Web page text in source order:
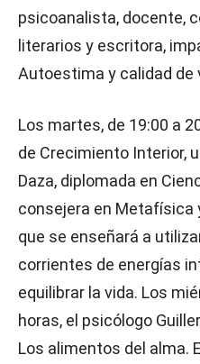
psicoanalista, docente,
literarios y escritora,
Autoestima y calidad de
Los martes, de 19:00 a
de Crecimiento Interior,
Daza, diplomada en
consejera en Metafísica
que se enseñará a
corrientes de energías
equilibrar la vida. Los
horas, el psicólogo
Los alimentos del alma.